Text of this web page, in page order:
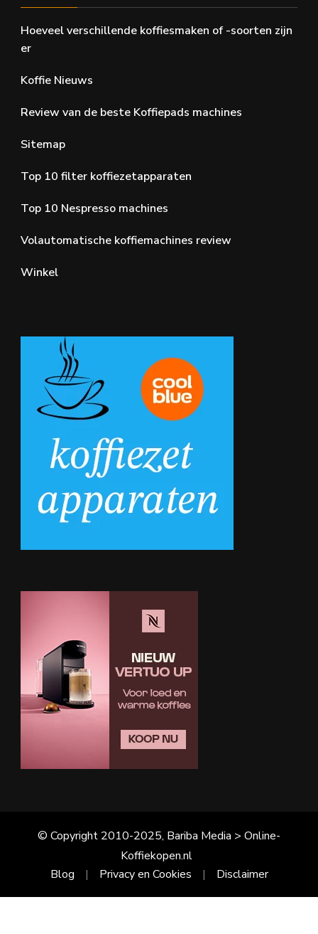
Hoeveel verschillende koffiesmaken of -soorten zijn
er
Koffie Nieuws
Review van de beste Koffiepads machines
Sitemap
Top 10 filter koffiezetapparaten
Top 10 Nespresso machines
Volautomatische koffiemachines review
Winkel
© Copyright 2010-2025, Bariba Media > Online-
Koffiekopen.nl
Blog
Privacy en Cookies Disclaimer